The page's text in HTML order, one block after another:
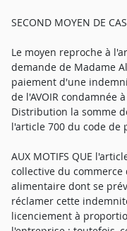
SECOND MOYEN DE
Le moyen reproche à
demande de Madame
paiement d'une
de l'AVOIR condamnée
Distribution la somme
l'article 700 du code de
AUX MOTIFS QUE
collective du
alimentaire dont se
réclamer cette
licenciement à